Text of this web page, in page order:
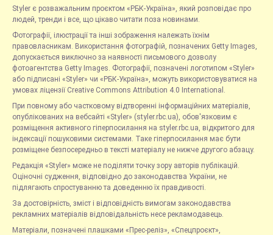
Styler є розважальним проєктом «РБК-Україна», який розповідає про
людей, тренди і все, що цікаво читати поза новинами.
Фотографії, ілюстрації та інші зображення належать їхнім
правовласникам. Використання фотографій, позначених Getty Images,
допускається виключно за наявності письмового дозволу
фотоагентства Getty Images. Фотографії, позначені логотипом «Styler»
або підписані «Styler» чи «РБК-Україна», можуть використовуватися на
умовах ліцензії Creative Commons Attribution 4.0 International.
При повному або частковому відтворенні інформаційних матеріалів,
опублікованих на вебсайті «Styler» (styler.rbc.ua), обов'язковим є
розміщення активного гіперпосилання на styler.rbc.ua, відкритого для
індексації пошуковими системами. Таке гіперпосилання має бути
розміщене безпосередньо в тексті матеріалу не нижче другого абзацу.
Редакція «Styler» може не поділяти точку зору авторів публікацій.
Оціночні судження, відповідно до законодавства України, не
підлягають спростуванню та доведенню їх правдивості.
За достовірність, зміст і відповідність вимогам законодавства
рекламних матеріалів відповідальність несе рекламодавець.
Матеріали, позначені плашками «Прес-реліз», «Спецпроєкт»,